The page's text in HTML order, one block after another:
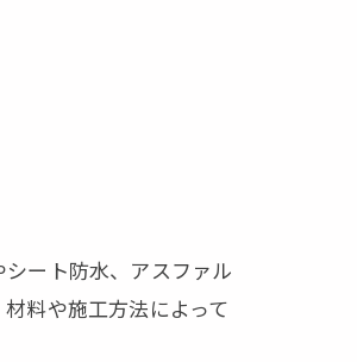
ート防水、アスファル
料や施工方法によって